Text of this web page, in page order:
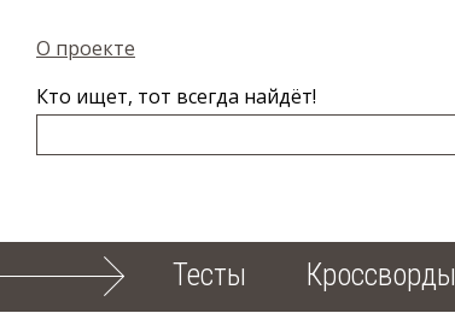
О проекте
Кто ищет, тот всегда найдёт!
Тесты Кроссворды